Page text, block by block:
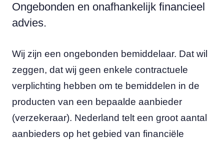
Ongebonden en onafhankelijk financieel
advies.
Wij zijn een ongebonden bemiddelaar. Dat wil
zeggen, dat wij geen enkele contractuele
verplichting hebben om te bemiddelen in de
producten van een bepaalde aanbieder
(verzekeraar). Nederland telt een groot aantal
aanbieders op het gebied van financiële